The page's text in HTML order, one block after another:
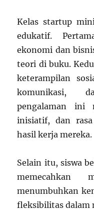
Kelas startup
edukatif.
ekonomi dan
teori di buku.
keterampilan
komunikasi,
pengalaman ini
inisiatif, dan
hasil kerja mereka.
Selain itu, siswa
memecahkan
menumbuhkan
fleksibilitas dalam